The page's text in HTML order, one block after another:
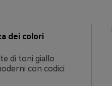
dei colori
di toni giallo
con codici